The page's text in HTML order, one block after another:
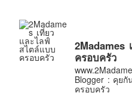
เกาหลีใต้
ฮ่องกง
ไต้หวัน
2Madames
ครอบครัว
Blogger : คุยกั
ครอบครัว